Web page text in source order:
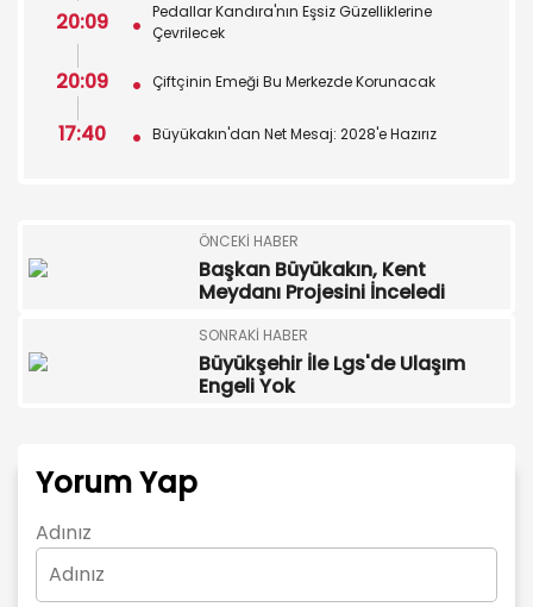
20:09
Pedallar Kandıra'nın Eşsiz Güzelliklerine
Çevrilecek
20:09 Çiftçinin Emeği Bu Merkezde Korunacak
17:40 Büyükakın'dan Net Mesaj: 2028'e Hazırız
ÖNCEKI HABER
Başkan Büyükakın, Kent
Meydanı Projesini İnceledi
SONRAKI HABER
Büyükşehir İle Lgs'de Ulaşım
Engeli Yok
Yorum Yap
Adınız